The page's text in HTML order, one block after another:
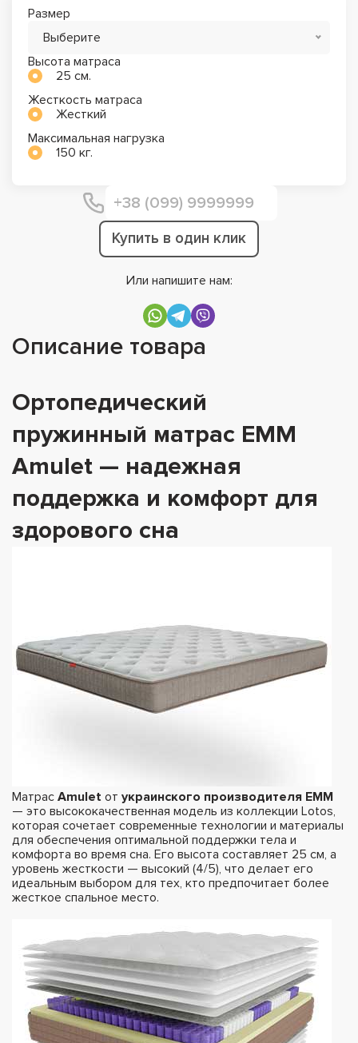
Размер
Выберите
Высота матраса
25 см.
Жесткость матраса
Жесткий
Максимальная нагрузка
150 кг.
Купить в один клик
Или напишите нам:
Описание товара
Ортопедический
пружинный матрас EMM
Amulet — надежная
поддержка и комфорт для
здорового сна
Матрас Amulet от украинского производителя EMM
— это высококачественная модель из коллекции Lotos,
которая сочетает современные технологии и материалы
для обеспечения оптимальной поддержки тела и
комфорта во время сна. Его высота составляет 25 см, а
уровень жесткости — высокий (4/5), что делает его
идеальным выбором для тех, кто предпочитает более
жесткое спальное место.